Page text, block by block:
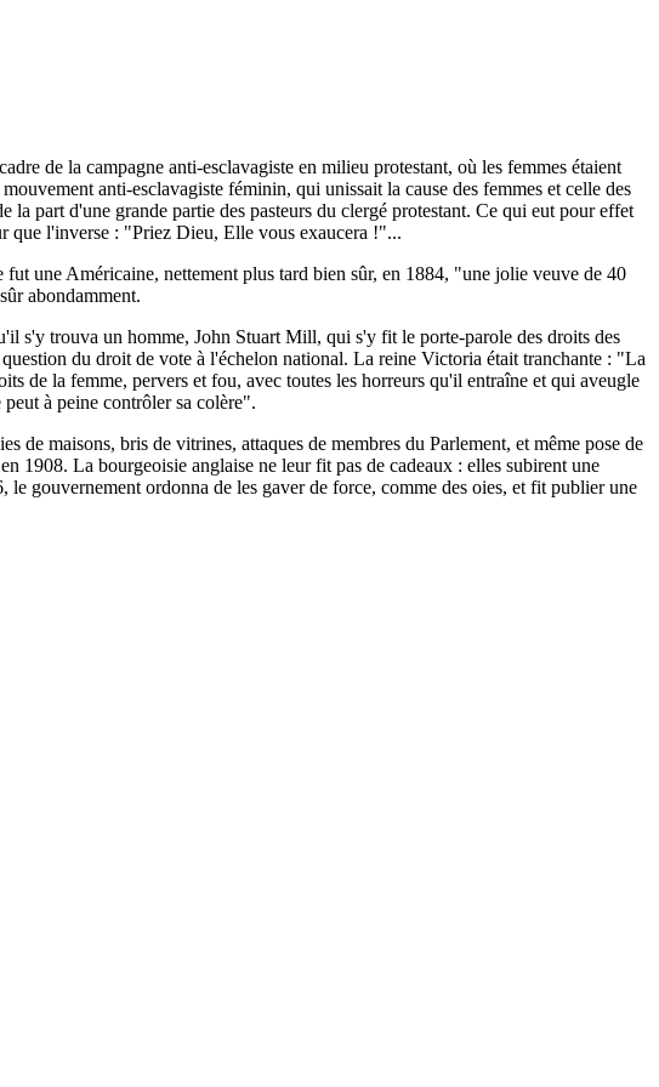
de la campagne anti-esclavagiste en milieu protestant, où les femmes étaient
anti-esclavagiste féminin, qui unissait la cause des femmes et celle des
la part d'une grande partie des pasteurs du clergé protestant. Ce qui eut pour effet
que l'inverse : "Priez Dieu, Elle vous exaucera !"...
une Américaine, nettement plus tard bien sûr, en 1884, "une jolie veuve de 40
abondamment.
s'y trouva un homme, John Stuart Mill, qui s'y fit le porte-parole des droits des
du droit de vote à l'échelon national. La reine Victoria était tranchante : "La
de la femme, pervers et fou, avec toutes les horreurs qu'il entraîne et qui aveugle
à peine contrôler sa colère".
maisons, bris de vitrines, attaques de membres du Parlement, et même pose de
1908. La bourgeoisie anglaise ne leur fit pas de cadeaux : elles subirent une
gouvernement ordonna de les gaver de force, comme des oies, et fit publier une